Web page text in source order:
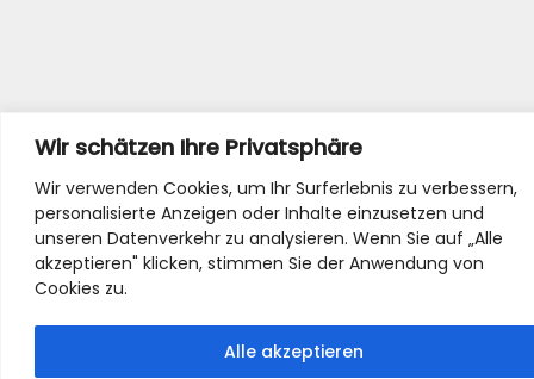
Wir schätzen Ihre Privatsphäre
Wir verwenden Cookies, um Ihr Surferlebnis zu verbessern,
personalisierte Anzeigen oder Inhalte einzusetzen und
unseren Datenverkehr zu analysieren. Wenn Sie auf „Alle
akzeptieren" klicken, stimmen Sie der Anwendung von
Cookies zu.
Alle akzeptieren